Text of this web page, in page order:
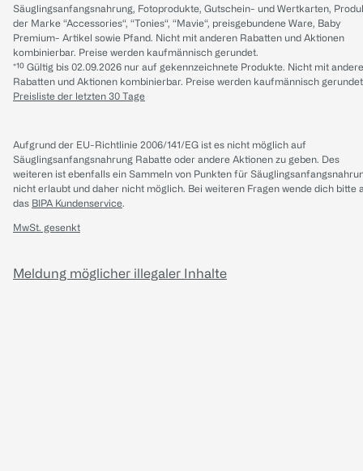
Säuglingsanfangsnahrung, Fotoprodukte, Gutschein- und Wertkarten,
der Marke “Accessories“, “Tonies“, “Mavie“, preisgebundene Ware, Baby
Premium- Artikel sowie Pfand. Nicht mit anderen Rabatten und Aktionen
kombinierbar. Preise werden kaufmännisch gerundet.
*¹⁰ Gültig bis 02.09.2026 nur auf gekennzeichnete Produkte. Nicht mit
Rabatten und Aktionen kombinierbar. Preise werden kaufmännisch
Preisliste der letzten 30 Tage
Aufgrund der EU-Richtlinie 2006/141/EG ist es nicht möglich auf
Säuglingsanfangsnahrung Rabatte oder andere Aktionen zu geben. Des
weiteren ist ebenfalls ein Sammeln von Punkten für
nicht erlaubt und daher nicht möglich. Bei weiteren Fragen wende dich bitte
das BIPA Kundenservice.
MwSt. gesenkt
Meldung möglicher illegaler Inhalte